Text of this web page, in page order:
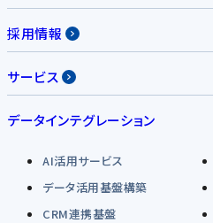
採用情報
サービス
データインテグレーション
AI活用サービス
データ活用基盤構築
CRM連携基盤